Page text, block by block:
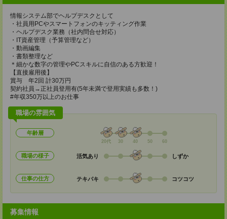
情報システム部でヘルプデスクとして
・社員用PCやスマートフォンのキッティング作業
・ヘルプデスク業務（社内問合せ対応）
・IT資産管理（予算管理など）
・動画編集
・書類整理など
＊細かな数字の管理やPCスキルに自信のある方歓迎！
【直接雇用後】
賞与 年2回 計30万円
契約社員→正社員登用有(5年未満で登用実績も多数！)
#年収350万以上のお仕事
職場の雰囲気
年齢層
20代 30 40 50 60
職場の様子 活気あり しずか
仕事の仕方 テキパキ コツコツ
募集情報